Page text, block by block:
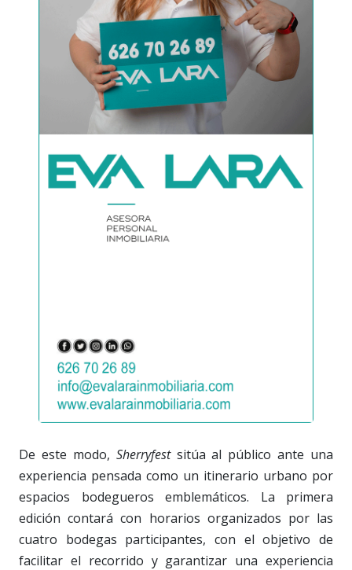
De este modo, Sherryfestsitúa al público ante una
experiencia pensada como un itinerario urbano por
espacios bodegueros emblemáticos. La primera
edición contará con horarios organizados por las
cuatro bodegas participantes, con el objetivo de
facilitar el recorrido y garantizar una experiencia